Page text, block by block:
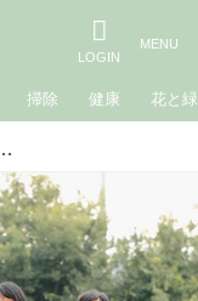
掃除 健康 花と緑
かい「綿入れはんてん」／和布工房 はんてん屋